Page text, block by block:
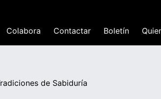
Colabora Contactar Boletín
de Sabiduría